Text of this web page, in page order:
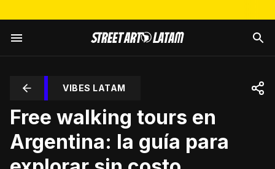
VIBES LATAM
Free walking tours en
Argentina: la guía para